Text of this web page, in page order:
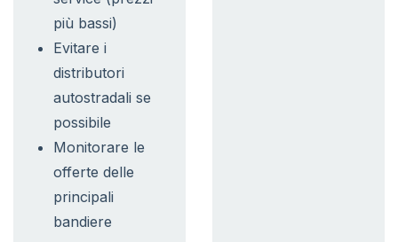
più bassi)
Evitare i
distributori
autostradali se
possibile
Monitorare le
offerte delle
principali
bandiere